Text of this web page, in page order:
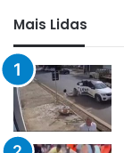
Mais Lidas